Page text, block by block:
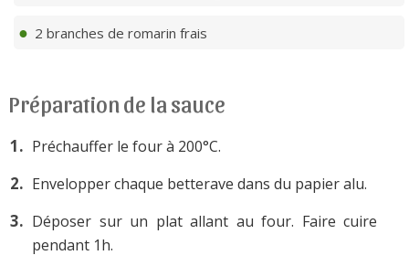
2 branches de romarin frais
Préparation de la sauce
Préchauffer le four à 200°C.
Envelopper chaque betterave dans du papier alu.
Déposer sur un plat allant au four. Faire cuire
pendant 1h.